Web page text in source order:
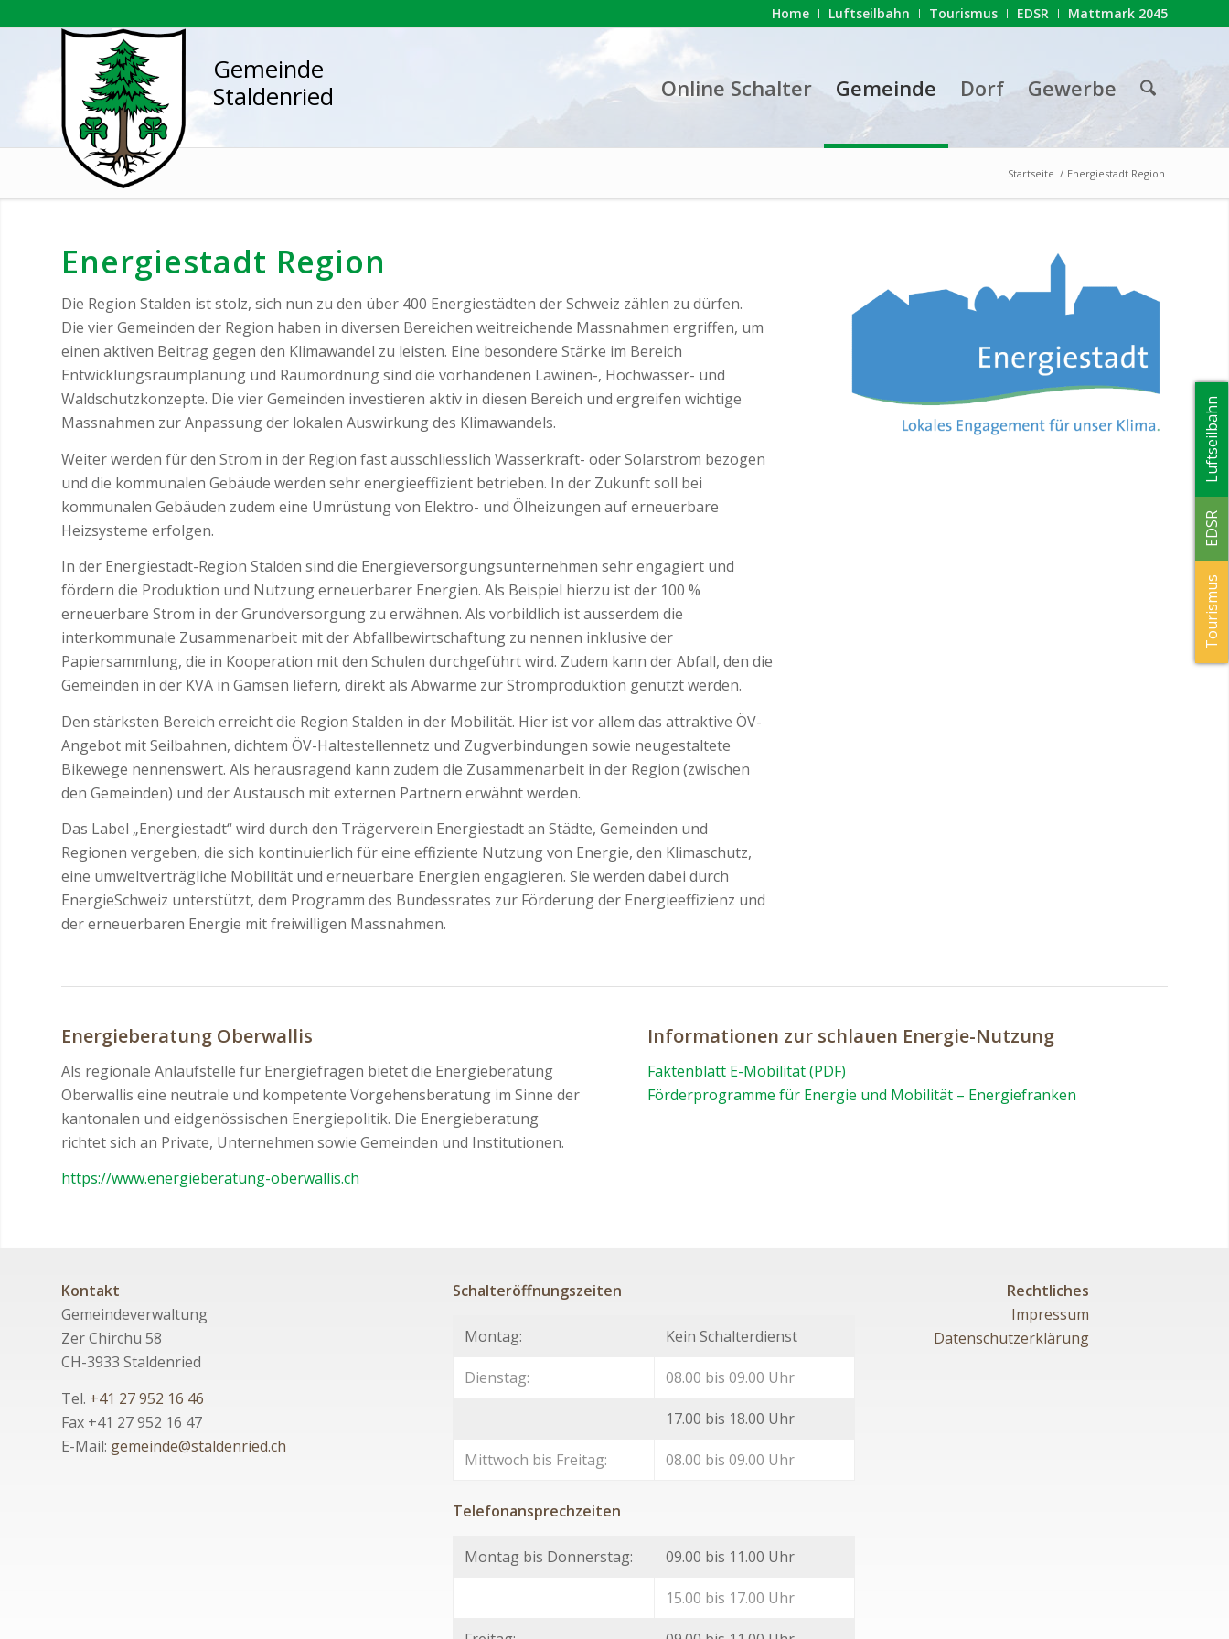
Home Luftseilbahn Tourismus EDSR Mattmark 2045
Gemeinde
Staldenried
Online Schalter Gemeinde Dorf Gewerbe
Startseite / Energiestadt Region
Energiestadt Region
Die Region Stalden ist stolz, sich nun zu den über 400 Energiestädten der Schweiz zählen zu dürfen.
Die vier Gemeinden der Region haben in diversen Bereichen weitreichende Massnahmen ergriffen, um
einen aktiven Beitrag gegen den Klimawandel zu leisten. Eine besondere Stärke im Bereich
Entwicklungsraumplanung und Raumordnung sind die vorhandenen Lawinen-, Hochwasser- und
Waldschutzkonzepte. Die vier Gemeinden investieren aktiv in diesen Bereich und ergreifen wichtige
Massnahmen zur Anpassung der lokalen Auswirkung des Klimawandels.
Weiter werden für den Strom in der Region fast ausschliesslich Wasserkraft- oder Solarstrom bezogen
und die kommunalen Gebäude werden sehr energieeffizient betrieben. In der Zukunft soll bei
kommunalen Gebäuden zudem eine Umrüstung von Elektro- und Ölheizungen auf erneuerbare
Heizsysteme erfolgen.
In der Energiestadt-Region Stalden sind die Energieversorgungsunternehmen sehr engagiert und
fördern die Produktion und Nutzung erneuerbarer Energien. Als Beispiel hierzu ist der 100 %
erneuerbare Strom in der Grundversorgung zu erwähnen. Als vorbildlich ist ausserdem die
interkommunale Zusammenarbeit mit der Abfallbewirtschaftung zu nennen inklusive der
Papiersammlung, die in Kooperation mit den Schulen durchgeführt wird. Zudem kann der Abfall, den die
Gemeinden in der KVA in Gamsen liefern, direkt als Abwärme zur Stromproduktion genutzt werden.
Den stärksten Bereich erreicht die Region Stalden in der Mobilität. Hier ist vor allem das attraktive ÖV-
Angebot mit Seilbahnen, dichtem ÖV-Haltestellennetz und Zugverbindungen sowie neugestaltete
Bikewege nennenswert. Als herausragend kann zudem die Zusammenarbeit in der Region (zwischen
den Gemeinden) und der Austausch mit externen Partnern erwähnt werden.
Das Label „Energiestadt“ wird durch den Trägerverein Energiestadt an Städte, Gemeinden und
Regionen vergeben, die sich kontinuierlich für eine effiziente Nutzung von Energie, den Klimaschutz,
eine umweltverträgliche Mobilität und erneuerbare Energien engagieren. Sie werden dabei durch
EnergieSchweiz unterstützt, dem Programm des Bundessrates zur Förderung der Energieeffizienz und
der erneuerbaren Energie mit freiwilligen Massnahmen.
Energieberatung Oberwallis
Als regionale Anlaufstelle für Energiefragen bietet die Energieberatung
Oberwallis eine neutrale und kompetente Vorgehensberatung im Sinne der
kantonalen und eidgenössischen Energiepolitik. Die Energieberatung
richtet sich an Private, Unternehmen sowie Gemeinden und Institutionen.
https://www.energieberatung-oberwallis.ch
Informationen zur schlauen Energie-Nutzung
Faktenblatt E-Mobilität (PDF)
Förderprogramme für Energie und Mobilität – Energiefranken
Kontakt
Gemeindeverwaltung
Zer Chirchu 58
CH-3933 Staldenried
Tel. +41 27 952 16 46
Fax +41 27 952 16 47
E-Mail: gemeinde@staldenried.ch
Tourismus
EDSR
Luftseilbahn
Schalteröffnungszeiten
Montag: Kein Schalterdienst
Dienstag: 08.00 bis 09.00 Uhr
17.00 bis 18.00 Uhr
Mittwoch bis Freitag: 08.00 bis 09.00 Uhr
Telefonansprechzeiten
Montag bis Donnerstag: 09.00 bis 11.00 Uhr
15.00 bis 17.00 Uhr
Rechtliches
Impressum
Datenschutzerklärung